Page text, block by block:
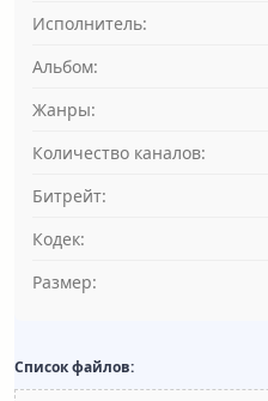
Исполнитель:
Альбом:
Жанры:
Количество каналов:
Битрейт:
Кодек:
Размер:
Список файлов: